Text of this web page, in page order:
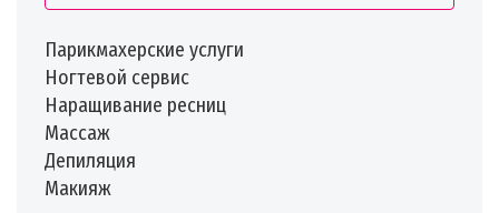
️Парикмахерские услуги
️Ногтевой сервис
️Наращивание ресниц
️Массаж
️Депиляция
️Макияж